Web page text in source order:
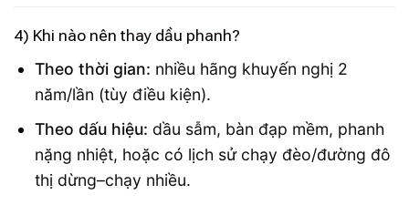
4) Khi nào nên thay dầu phanh?
Theo thời gian: nhiều hãng khuyến nghị 2
năm/lần (tùy điều kiện).
Theo dấu hiệu: dầu sẫm, bàn đạp mềm, phanh
nặng nhiệt, hoặc có lịch sử chạy đèo/đường đô
thị dừng–chạy nhiều.